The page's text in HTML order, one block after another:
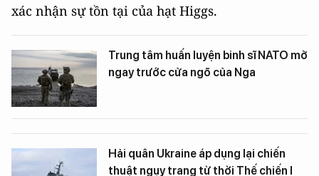
xác nhận sự tồn tại của hạt Higgs.
Trung tâm huấn luyện binh sĩ NATO mở
ngay trước cửa ngõ của Nga
Hải quân Ukraine áp dụng lại chiến
thuật ngụy trang từ thời Thế chiến I